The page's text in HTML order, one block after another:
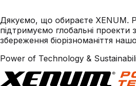
Дякуємо, що обираєте XENUM.
підтримуємо глобальні проекти
збереження біорізноманіття
Power of Technology &